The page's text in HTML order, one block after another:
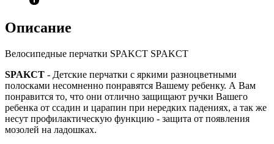
Описание
Велосипедные перчатки SPAKCT SPAKCT
SPAKCT - Детские перчатки с яркими разноцветными
полосками несомненно понравятся Вашему ребенку. А Вам
понравится то, что они отлично защищают ручки Вашего
ребенка от ссадин и царапин при нередких падениях, а так же
несут профилактическую функцию - защита от появления
мозолей на ладошках.